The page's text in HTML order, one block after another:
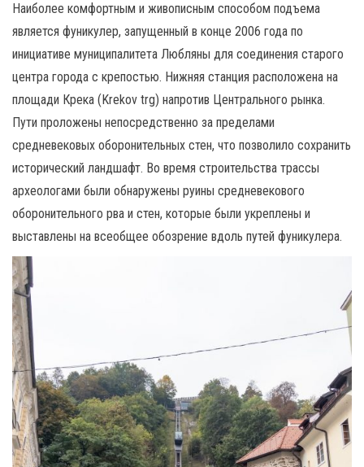
Наиболее комфортным и живописным способом подъема
является фуникулер, запущенный в конце 2006 года по
инициативе муниципалитета Любляны для соединения старого
центра города с крепостью. Нижняя станция расположена на
площади Крека (Krekov trg) напротив Центрального рынка.
Пути проложены непосредственно за пределами
средневековых оборонительных стен, что позволило сохранить
исторический ландшафт. Во время строительства трассы
археологами были обнаружены руины средневекового
оборонительного рва и стен, которые были укреплены и
выставлены на всеобщее обозрение вдоль путей фуникулера.